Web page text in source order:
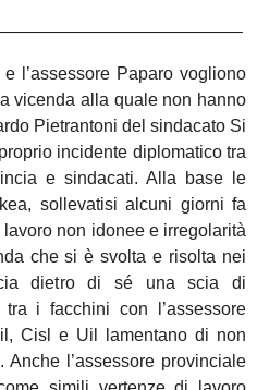
l’assessore Paparo vogliono
vicenda alla quale non hanno
Pietrantoni del sindacato Si
incidente diplomatico tra
e sindacati. Alla base le
sollevatisi alcuni giorni fa
non idonee e irregolarità
che si è svolta e risolta nei
dietro di sé una scia di
tra i facchini con l’assessore
Cisl e Uil lamentano di non
l’assessore provinciale